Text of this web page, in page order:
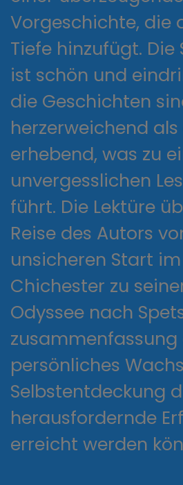
Vorgeschichte, die
Tiefe hinzufügt. Die
ist schön und
die Geschichten
herzerweichend
erhebend, was zu
unvergesslichen
führt. Die Lektüre
Reise des Autors
unsicheren Start
Chichester zu
Odyssee nach
persönliches
Selbstentdeckung
herausfordernde
erreicht werden